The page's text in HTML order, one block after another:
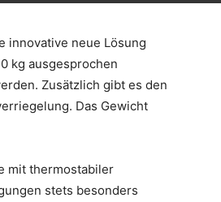
innovative neue Lösung
kg ausgesprochen
Zusätzlich gibt es den
Das Gewicht
mit thermostabiler
stets besonders